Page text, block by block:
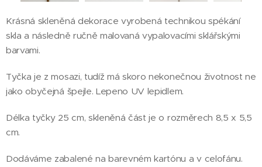
Krásná skleněná dekorace vyrobená technikou spékání
skla a následně ručně malovaná vypalovacími sklářskými
barvami.
Tyčka je z mosazi, tudíž má skoro nekonečnou životnost ne
jako obyčejná špejle. Lepeno UV lepidlem.
Délka tyčky 25 cm, skleněná část je o rozměrech 8,5 x 5,5
cm.
Dodáváme zabalené na barevném kartónu a v celofánu.